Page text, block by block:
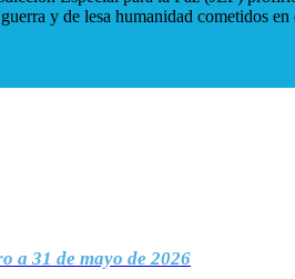
y de lesa humanidad cometidos
a 31 de mayo de 2026